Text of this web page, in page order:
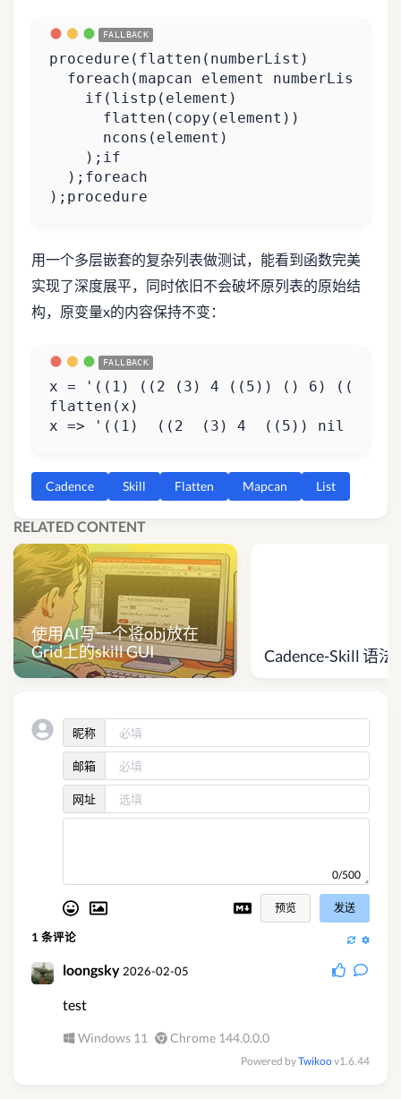
);procedure
用一个多层嵌套的复杂列表做测试，能看到函数完美
实现了深度展平，同时依旧不会破坏原列表的原始结
构，原变量x的内容保持不变：
x => '((1)  ((2  (3) 4  ((5)) nil 6 )
Cadence Skill Flatten Mapcan List
RELATED CONTENT
使用AI写一个将obj放在
Grid上的skill GUI
Cadence-Skill 语
昵称
邮箱
网址
0/500
预览 发送
1 条评论
loongsky2026-02-05
test
Windows 11 Chrome 144.0.0.0
Powered byTwikoov1.6.44